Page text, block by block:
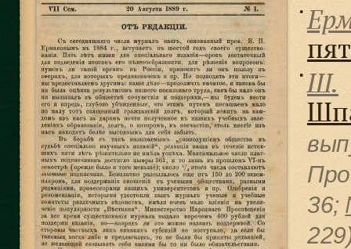
●
● Ш.
36;